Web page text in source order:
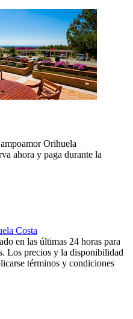
Orihuela
ahora y paga durante la
Costa
en las últimas 24 horas para
Los precios y la disponibilidad
términos y condiciones